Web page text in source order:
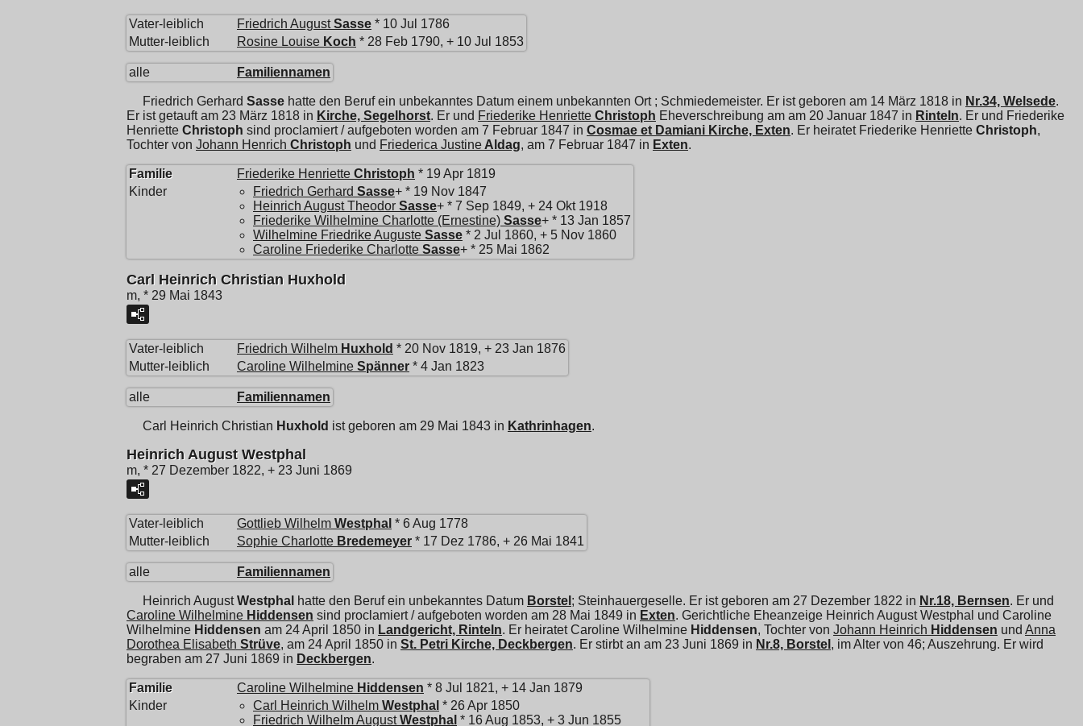
Vater-leiblich Friedrich August Sasse * 10 Jul 1786
Mutter-leiblich
Rosine Louise Koch * 28 Feb 1790, + 10 Jul 1853
alle Familiennamen
Friedrich Gerhard Sasse hatte den Beruf ein unbekanntes Datum einem unbekannten Ort ; Schmiedemeister. Er ist geboren am 14 März 1818 in Nr.34, Welsede.
Er ist getauft am 23 März 1818 in Kirche, Segelhorst. Er und Friederike Henriette Christoph Eheverschreibung am am 20 Januar 1847 in Rinteln. Er und Friederike
Henriette Christoph sind proclamiert / aufgeboten worden am 7 Februar 1847 in Cosmae et Damiani Kirche, Exten. Er heiratet Friederike Henriette Christoph,
Tochter von Johann Henrich Christoph und Friederica Justine Aldag, am 7 Februar 1847 in Exten.
Familie Friederike Henriette Christoph * 19 Apr 1819
Kinder
Friedrich Gerhard Sasse+ * 19 Nov 1847
Heinrich August Theodor Sasse+ * 7 Sep 1849, + 24 Okt 1918
Friederike Wilhelmine Charlotte (Ernestine) Sasse+ * 13 Jan 1857
Wilhelmine Friedrike Auguste Sasse * 2 Jul 1860, + 5 Nov 1860
Caroline Friederike Charlotte Sasse+ * 25 Mai 1862
Carl Heinrich Christian Huxhold
m, * 29 Mai 1843
Vater-leiblich Friedrich Wilhelm Huxhold * 20 Nov 1819, + 23 Jan 1876
Mutter-leiblich
Caroline Wilhelmine Spänner * 4 Jan 1823
alle Familiennamen
Carl Heinrich Christian Huxhold ist geboren am 29 Mai 1843 in Kathrinhagen.
Heinrich August Westphal
m, * 27 Dezember 1822, + 23 Juni 1869
Vater-leiblich Gottlieb Wilhelm Westphal * 6 Aug 1778
Mutter-leiblich
Sophie Charlotte Bredemeyer * 17 Dez 1786, + 26 Mai 1841
alle Familiennamen
Heinrich August Westphal hatte den Beruf ein unbekanntes Datum Borstel ; Steinhauergeselle. Er ist geboren am 27 Dezember 1822 in Nr.18, Bernsen. Er und
Caroline Wilhelmine Hiddensen sind proclamiert / aufgeboten worden am 28 Mai 1849 in Exten. Gerichtliche Eheanzeige Heinrich August Westphal und Caroline
Wilhelmine Hiddensen am 24 April 1850 in Landgericht, Rinteln. Er heiratetCaroline Wilhelmine Hiddensen, Tochter von Johann Heinrich Hiddensen und Anna
Dorothea Elisabeth Strüve, am 24 April 1850 in St. Petri Kirche, Deckbergen. Er stirbt an am 23 Juni 1869 in Nr.8, Borstel , im Alter von 46; Auszehrung. Er wird
begraben am 27 Juni 1869 in Deckbergen.
Familie Caroline Wilhelmine Hiddensen * 8 Jul 1821, + 14 Jan 1879
Kinder
Carl Heinrich Wilhelm Westphal * 26 Apr 1850
Friedrich Wilhelm August Westphal * 16 Aug 1853, + 3 Jun 1855